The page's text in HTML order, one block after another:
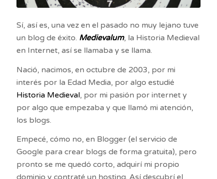
Sí, así es, una vez en el pasado no muy lejano tuve
un blog de éxito. Medievalum, la Historia Medieval
en Internet, así se llamaba y se llama.
Nació, nacimos, en octubre de 2003, por mi
interés por la Edad Media, por algo estudié
Historia Medieval, por mi pasión por internet y
por algo que empezaba y que llamó mi atención,
los blogs.
Empecé, cómo no, en Blogger (el servicio de
Google para crear blogs de forma gratuita), pero
pronto se me quedó corto, adquirí mi propio